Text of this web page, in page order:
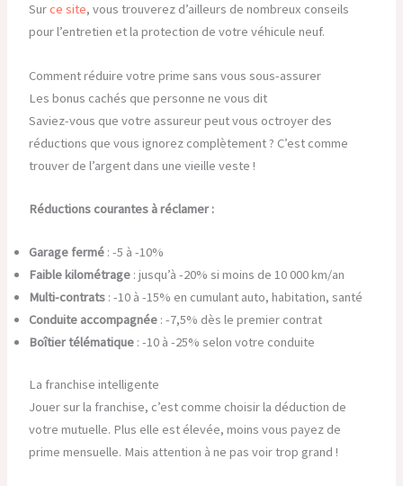
Surce site, vous trouverez d’ailleurs de nombreux conseils
pour l’entretien et la protection de votre véhicule neuf.
Comment réduire votre prime sans vous sous-assurer
Les bonus cachés que personne ne vous dit
Saviez-vous que votre assureur peut vous octroyer des
réductions que vous ignorez complètement ? C’est comme
trouver de l’argent dans une vieille veste !
Réductions courantes à réclamer :
Garage fermé: -5 à -10%
Faible kilométrage: jusqu’à -20% si moins de 10 000 km/an
Multi-contrats: -10 à -15% en cumulant auto, habitation, santé
Conduite accompagnée: -7,5% dès le premier contrat
Boîtier télématique: -10 à -25% selon votre conduite
La franchise intelligente
Jouer sur la franchise, c’est comme choisir la déduction de
votre mutuelle. Plus elle est élevée, moins vous payez de
prime mensuelle. Mais attention à ne pas voir trop grand !